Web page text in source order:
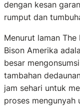
dengan kesan
rumput dan
Menurut laman
Bison Amerika
besar
tambahan
jam sehari untuk
proses mengunyah